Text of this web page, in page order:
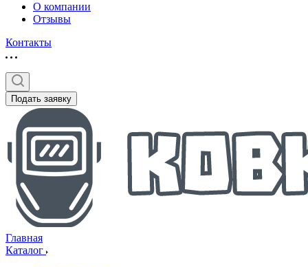
О компании
Отзывы
Контакты
Подать заявку
Главная
Каталог